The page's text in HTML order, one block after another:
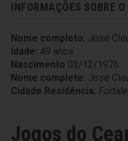
INFORMAÇÕES SOBRE
Nome completo: José
Idade: 49 anos
Nascimento 03/12/1976
Nome completo: José
Cidade Residência:
Jogos do